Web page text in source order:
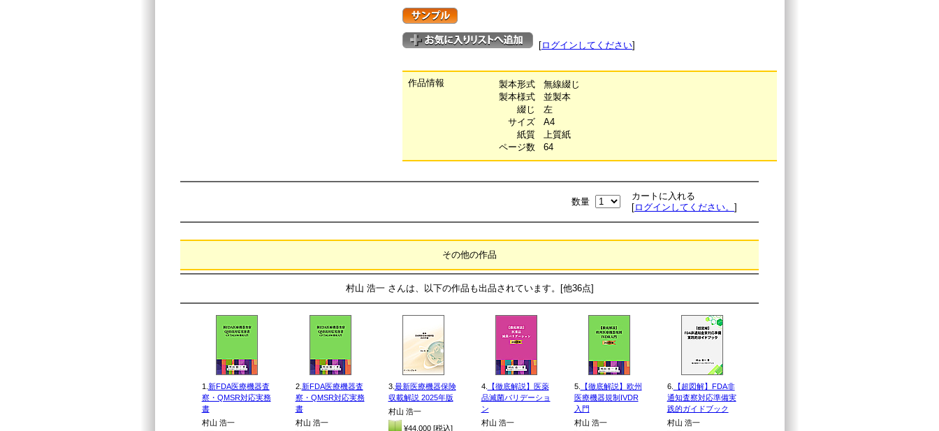
[ログインしてください]
作品情報 製本形式
無線綴じ
製本様式
並製本
綴じ
左
サイズ
A4
紙質
上質紙
ページ数
64
数量
カートに入れる
[ログインしてください。 ]
その他の作品
村山 浩一 さんは、以下の作品も出品されています。[他36点]
1. 新FDA医療機器査
察・QMSR対応実務
書
村山 浩一
2. 新FDA医療機器査
察・QMSR対応実務
書
村山 浩一
3. 最新医療機器保険
収載解説 2025年版
村山 浩一
¥44,000 [税込]
4.
【徹底解説】医薬
品滅菌バリデーショ
ン
村山 浩一
5.
【徹底解説】欧州
医療機器規制IVDR
入門
村山 浩一
6.
【超図解】FDA非
通知査察対応準備実
践的ガイドブック
村山 浩一